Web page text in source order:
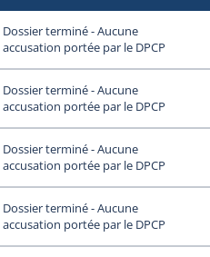
Dossier terminé - Aucune
accusation portée par le DPCP
Dossier terminé - Aucune
accusation portée par le DPCP
Dossier terminé - Aucune
accusation portée par le DPCP
Dossier terminé - Aucune
accusation portée par le DPCP